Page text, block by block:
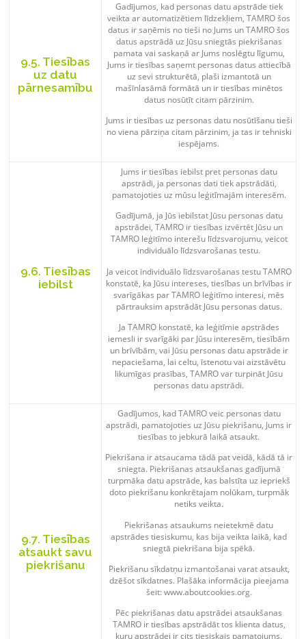
9.5. Tiesības
uz datu
pārnesamību
Gadījumos, kad personas datu apstrāde tiek
veikta ar automatizētiem līdzekļiem, TAMRO šos
datus ir saņēmis no tieši no Jums un TAMRO šos
datus apstrādā uz Jūsu sniegtās piekrišanas
pamata vai saskaņā ar Jums noslēgtu līgumu,
Jums ir tiesības saņemt personas datus attiecībā
uz sevi strukturētā, plaši izmantotā un
mašīnlasāmā formātā un ir tiesības minētos
datus nosūtīt citam pārzinim.
Jums ir tiesības uz personas datu nosūtīšanu tieši
no viena pārziņa citam pārzinim, ja tas ir tehniski
iespējams.
9.6. Tiesības
iebilst
Jums ir tiesības iebilst pret personas datu
apstrādi, ja personas dati tiek apstrādāti,
pamatojoties uz mūsu leģitīmajām interesēm.
Gadījumā, ja Jūs iebilstat Jūsu personas datu
apstrādei, TAMRO ir tiesības izvērtēt Jūsu un
TAMRO leģitīmo interešu līdzsvarojumu, veicot
individuālo līdzsvarošanas testu.
Ja veicot individuālo līdzsvarošanas testu TAMRO
konstatē, ka Jūsu intereses, tiesības un brīvības ir
svarīgākas par TAMRO leģitīmo interesi, mēs
pārtrauksim apstrādāt Jūsu personas datus.
Ja TAMRO konstatē, ka leģitīmie apstrādes
iemesli ir svarīgāki par Jūsu interesēm, tiesībām
un brīvībām, vai Jūsu personas datu apstrāde ir
nepaciešama, lai celtu, īstenotu vai aizstāvētu
likumīgas prasības, TAMRO var turpināt Jūsu
personas datu apstrādi.
9.7. Tiesības
atsaukt savu
piekrišanu
Gadījumos, kad TAMRO veic personas datu
apstrādi, pamatojoties uz Jūsu piekrišanu, Jums ir
tiesības to jebkurā laikā atsaukt.
Piekrišana ir atsaucama tādā pat veidā, kādā tā ir
sniegta. Piekrišanas atsaukšanas gadījumā
turpmāka datu apstrāde, kas balstīta uz iepriekš
doto piekrišanu konkrētajam nolūkam, turpmāk
netiks veikta.
Piekrišanas atsaukums neietekmē datu
apstrādes tiesiskumu, kas bija veikta laikā, kad
sniegtā piekrišana bija spēkā.
Piekrišanu sīkdatņu izmantošanai varat atsaukt,
dzēšot sīkdatnes. Plašāka informācija pieejama
šeit: www.aboutcookies.org.
Pēc piekrišanas datu apstrādei atsaukšanas
TAMRO ir tiesības apstrādāt tos klienta datus,
kuru apstrādei ir cits tiesiskais pamatojums.